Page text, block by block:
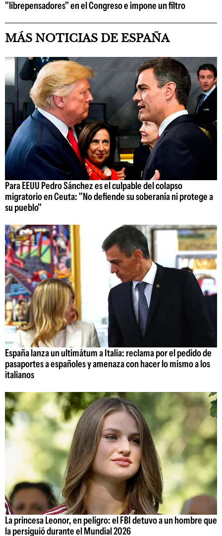
"librepensadores" en el Congreso e impone un filtro
MÁS NOTICIAS DE ESPAÑA
Para EEUU Pedro Sánchez es el culpable del colapso
migratorio en Ceuta: "No defiende su soberanía ni protege a
su pueblo"
España lanza un ultimátum a Italia: reclama por el pedido de
pasaportes a españoles y amenaza con hacer lo mismo a los
italianos
La princesa Leonor, en peligro: el FBI detuvo a un hombre que
la persiguió durante el Mundial 2026